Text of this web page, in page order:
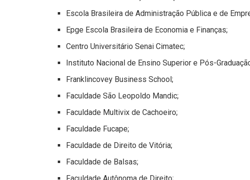
Escola Brasileira de Administração Pública e de
Epge Escola Brasileira de Economia e Finanças;
Centro Universitário Senai Cimatec;
Instituto Nacional de Ensino Superior e Pós-
Franklincovey Business School;
Faculdade São Leopoldo Mandic;
Faculdade Multivix de Cachoeiro;
Faculdade Fucape;
Faculdade de Direito de Vitória;
Faculdade de Balsas;